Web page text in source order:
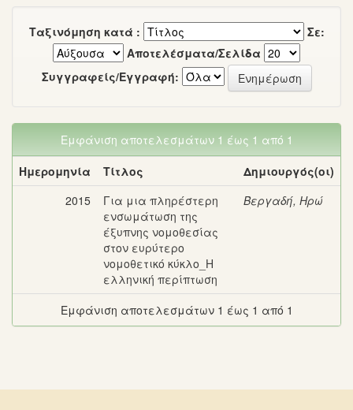
Ταξινόμηση κατά :
Σε:
Αποτελέσματα/Σελίδα
Συγγραφείς/Εγγραφή:
Εμφάνιση αποτελεσμάτων 1 έως 1 από 1
Ημερομηνία
Τίτλος
Δημιουργός(οι)
2015
Για μια πληρέστερη
ενσωμάτωση της
έξυπνης νομοθεσίας
στον ευρύτερο
νομοθετικό κύκλο_Η
ελληνική περίπτωση
Βεργαδή, Ηρώ
Εμφάνιση αποτελεσμάτων 1 έως 1 από 1